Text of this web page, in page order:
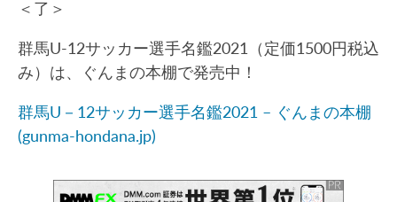
＜了＞
群馬U-12サッカー選手名鑑2021（定価1500円税込
み）は、ぐんまの本棚で発売中！
群馬U－12サッカー選手名鑑2021 – ぐんまの本棚
(gunma-hondana.jp)